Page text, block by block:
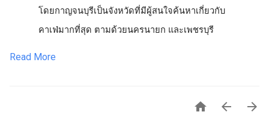
โดยกาญจนบุรีเป็นจังหวัดที่มีผู้สนใจค้นหาเกี่ยวกับ
คาเฟ่มากที่สุด ตามด้วยนครนายก และเพชรบุรี
Read More
  